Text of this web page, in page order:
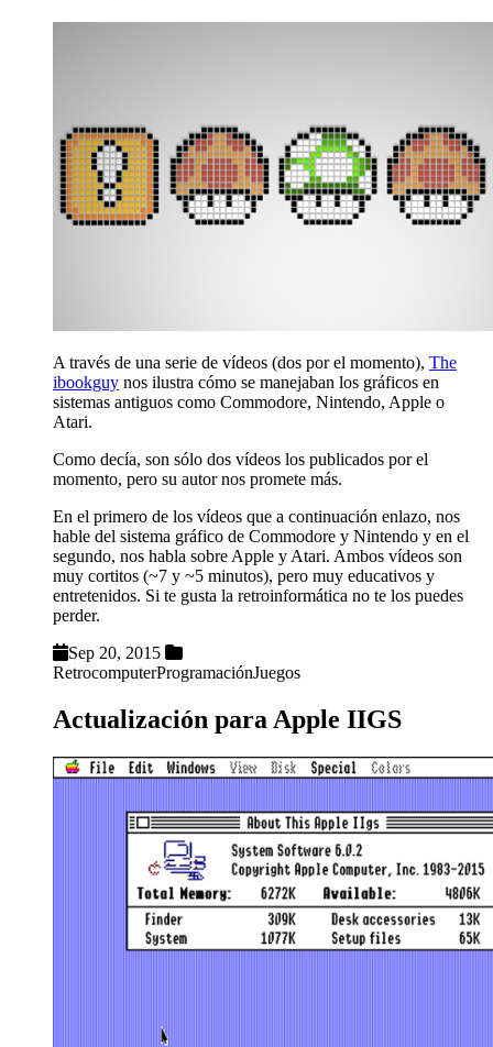
A través de una serie de vídeos (dos por el momento), The
ibookguy nos ilustra cómo se manejaban los gráficos en
sistemas antiguos como Commodore, Nintendo, Apple o
Atari.
Como decía, son sólo dos vídeos los publicados por el
momento, pero su autor nos promete más.
En el primero de los vídeos que a continuación enlazo, nos
hable del sistema gráfico de Commodore y Nintendo y en el
segundo, nos habla sobre Apple y Atari. Ambos vídeos son
muy cortitos (~7 y ~5 minutos), pero muy educativos y
entretenidos. Si te gusta la retroinformática no te los puedes
perder.
Sep 20, 2015
RetrocomputerProgramaciónJuegos
Actualización para Apple IIGS